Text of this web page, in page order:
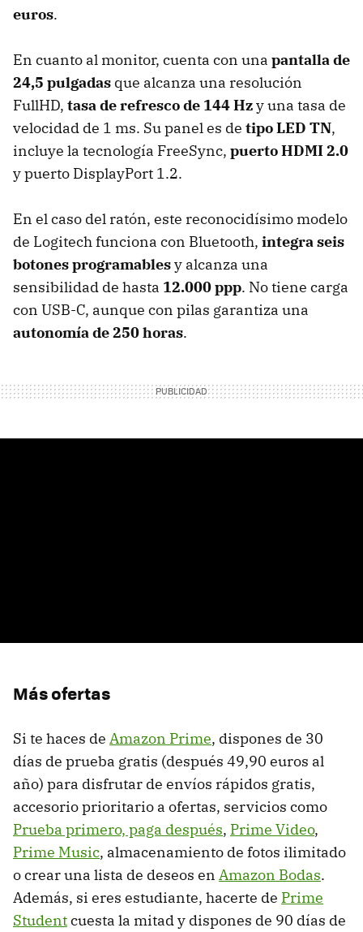
euros.
En cuanto al monitor, cuenta con una pantalla de
24,5 pulgadas que alcanza una resolución
FullHD, tasa de refresco de 144 Hzy una tasa de
velocidad de 1 ms. Su panel es de tipo LED TN,
incluye la tecnología FreeSync, puerto HDMI 2.0
y puerto DisplayPort 1.2.
En el caso del ratón, este reconocidísimo modelo
de Logitech funciona con Bluetooth, integra seis
botones programablesy alcanza una
sensibilidad de hasta 12.000 ppp. No tiene carga
con USB-C, aunque con pilas garantiza una
autonomía de 250 horas.
Más ofertas
Si te haces de Amazon Prime, dispones de 30
días de prueba gratis (después 49,90 euros al
año) para disfrutar de envíos rápidos gratis,
accesorio prioritario a ofertas, servicios como
Prueba primero, paga después, Prime Video,
Prime Music, almacenamiento de fotos ilimitado
o crear una lista de deseos en Amazon Bodas.
Además, si eres estudiante, hacerte de Prime
Studentcuesta la mitad y dispones de 90 días de